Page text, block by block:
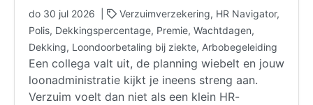
do 30 jul 2026 |
Verzuimverzekering, HR Navigator,
Polis, Dekkingspercentage, Premie, Wachtdagen,
Dekking, Loondoorbetaling bij ziekte, Arbobegeleiding
Een collega valt uit, de planning wiebelt en jouw
loonadministratie kijkt je ineens streng aan.
Verzuim voelt dan niet als een klein HR-